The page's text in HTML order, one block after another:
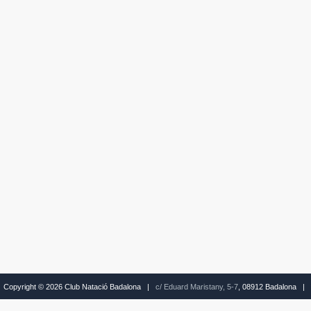
Copyright © 2026 Club Natació Badalona | c/ Eduard Maristany, 5-7 , 08912 Badalona |